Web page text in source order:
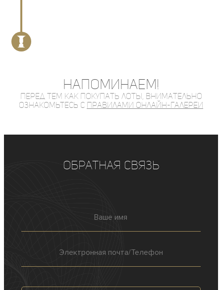
Напоминаем!
Перед тем как покупать лоты, внимательно
ознакомьтесь с правилами онлайн-галереи
Обратная связь